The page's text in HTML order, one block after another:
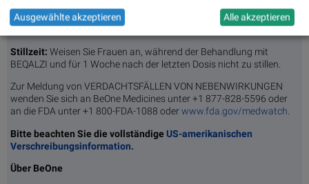
Anwendung ist zu vermeiden.
BESONDERE PATIENTENGRUPPEN
Stillzeit: Weisen Sie Frauen an, während der Behandlung mit
BEQALZI und für 1 Woche nach der letzten Dosis nicht zu stillen.
Zur Meldung von VERDACHTSFÄLLEN VON NEBENWIRKUNGEN
wenden Sie sich an BeOne Medicines unter +1 877-828-5596 oder
an die FDA unter +1 800-FDA-1088 oderwww.fda.gov/medwatch.
Bitte beachten Sie die vollständige US-amerikanischen
Verschreibungsinformation.
Über BeOne
Ausgewählte akzeptieren Alle akzeptieren